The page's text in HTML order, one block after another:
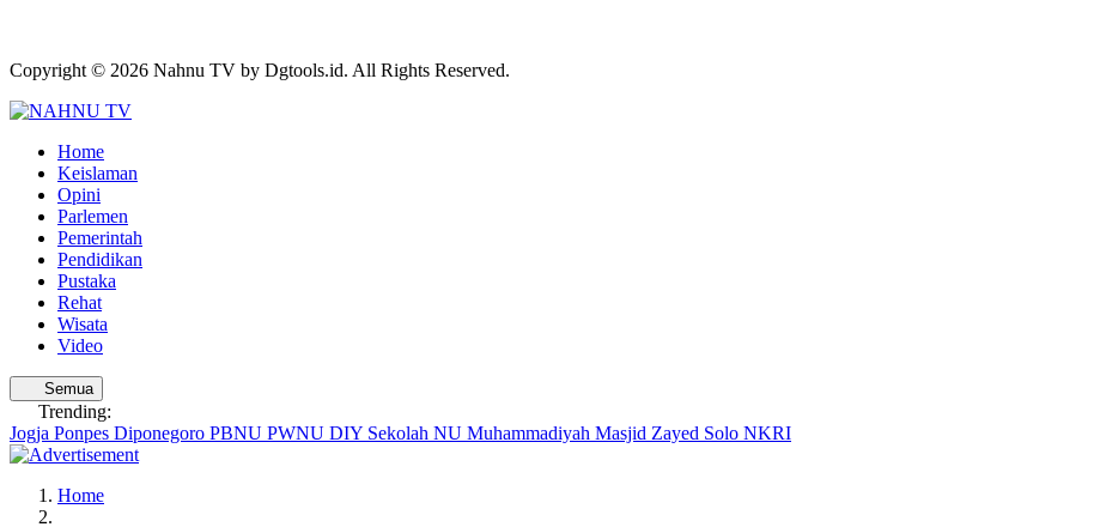
Copyright © 2026 Nahnu TV by Dgtools.id. All Rights Reserved.
Home
Keislaman
Opini
Parlemen
Pemerintah
Pendidikan
Pustaka
Rehat
Wisata
Video
Semua
Trending:
Jogja Ponpes Diponegoro PBNU PWNU DIY Sekolah NU Muhammadiyah Masjid Zayed Solo NKRI
Home